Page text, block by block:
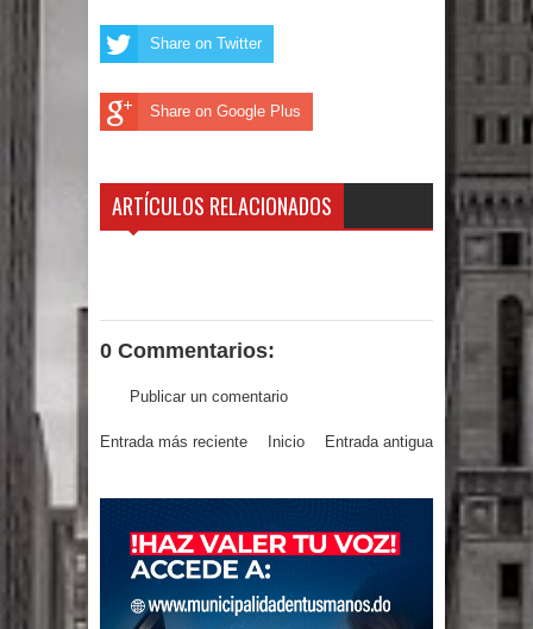
gran parte del territorio nacional
frontera en masa para entrar a
TC declara inconstitucional decreto
vigente desde 2006 y exige ley del
Un lunes trágico deja seis jóvenes
Share on Twitter
Share on Google Plus
ARTÍCULOS RELACIONADOS
0 Commentarios:
Publicar un comentario
Entrada más reciente Entrada antigua
Inicio